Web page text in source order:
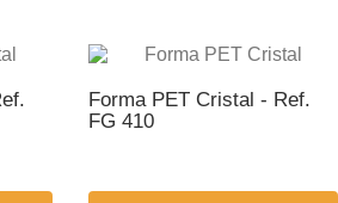
Forma PET Cristal - Ref.
FG 410